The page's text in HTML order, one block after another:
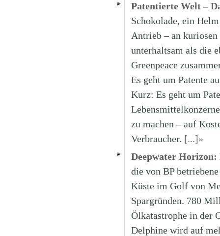
Patentierte Welt –
Schokolade, ein
Antrieb – an
unterhaltsam als die
Greenpeace
Es geht um Patente
Kurz: Es geht um
zu machen – auf
Verbraucher. [...]»
Deepwater Horizon:
die von BP
Küste im Golf von
Spargründen. 780
Ölkatastrophe in der
Delphine wird auf